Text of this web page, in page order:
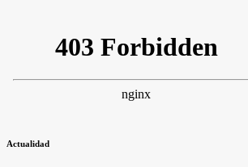
Actualidad